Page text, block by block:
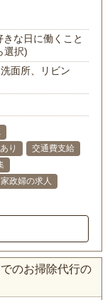
な日に働くこと
選択)
面所、リビン
り
交通費支給
家政婦の求人
のお掃除代行の